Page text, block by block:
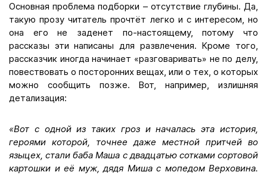
Основная проблема подборки – отсутствие глубины. Да,
такую прозу читатель прочтёт легко и с интересом, но
она его не заденет по-настоящему, потому что
рассказы эти написаны для развлечения. Кроме того,
рассказчик иногда начинает «разговаривать» не по делу,
повествовать о посторонних вещах, или о тех, о которых
можно сообщить позже. Вот, например, излишняя
детализация:
«Вот с одной из таких гроз и началась эта история,
героями которой, точнее даже местной притчей во
языцех, стали баба Маша с двадцатью сотками сортовой
картошки и её муж, дядя Миша с мопедом Верховина.